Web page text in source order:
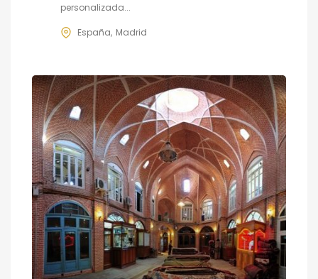
personalizada...
España Madrid